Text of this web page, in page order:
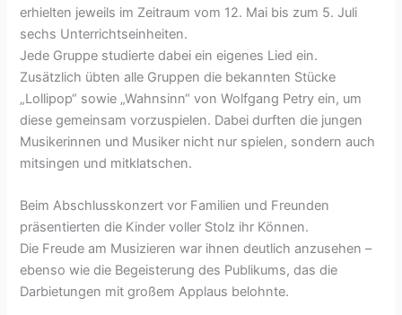
erhielten jeweils im Zeitraum vom 12. Mai bis zum 5. Juli
sechs Unterrichtseinheiten.
Jede Gruppe studierte dabei ein eigenes Lied ein.
Zusätzlich übten alle Gruppen die bekannten Stücke
„Lollipop“ sowie „Wahnsinn“ von Wolfgang Petry ein, um
diese gemeinsam vorzuspielen. Dabei durften die jungen
Musikerinnen und Musiker nicht nur spielen, sondern auch
mitsingen und mitklatschen.
Beim Abschlusskonzert vor Familien und Freunden
präsentierten die Kinder voller Stolz ihr Können.
Die Freude am Musizieren war ihnen deutlich anzusehen –
ebenso wie die Begeisterung des Publikums, das die
Darbietungen mit großem Applaus belohnte.